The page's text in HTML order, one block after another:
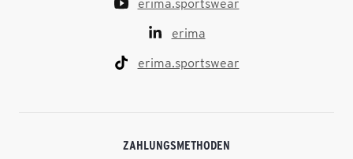
erima.sportswear
erima
erima.sportswear
ZAHLUNGSMETHODEN